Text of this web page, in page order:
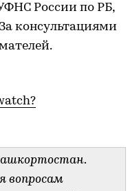
России по РБ,
консультациями
вопросам